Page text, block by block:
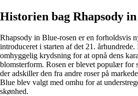
Historien bag Rhapsody
Rhapsody in Blue-rosen er en forholdsvis
introduceret i starten af det 21.
omhyggelig krydsning for at opnå dens
blomsterform. Rosen er blevet populær for
der adskiller den fra andre roser på
Blue blev valgt med omhu for at
skønhed.